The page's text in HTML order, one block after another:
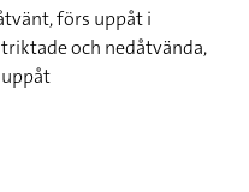
förs uppåt i
och nedåtvända,